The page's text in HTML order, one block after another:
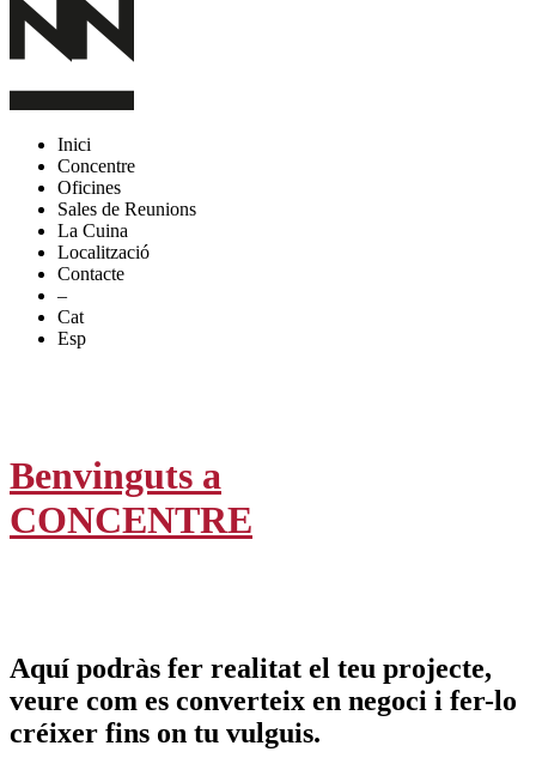
Inici
Concentre
Oficines
Sales de Reunions
La Cuina
Localització
Contacte
–
Cat
Esp
Benvinguts a
CONCENTRE
Aquí podràs fer realitat el teu projecte,
veure com es converteix en negoci i fer-lo
créixer fins on tu vulguis.